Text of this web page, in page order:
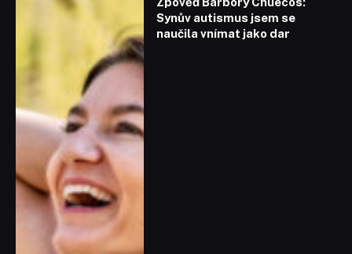
Synův autismus jsem se
naučila vnímat jako dar